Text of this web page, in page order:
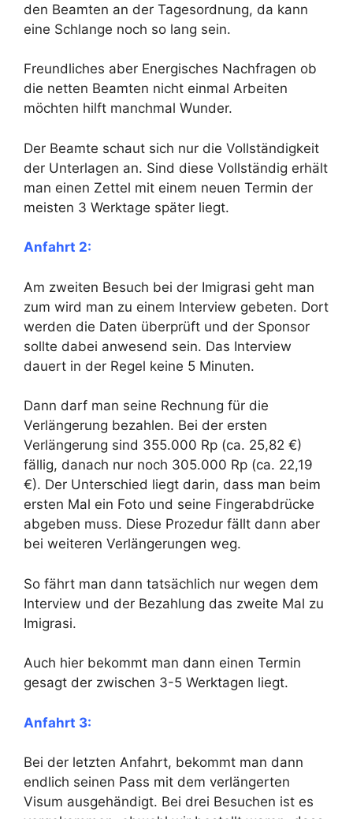
den Beamten an der Tagesordnung, da kann
eine Schlange noch so lang sein.
Freundliches aber Energisches Nachfragen ob
die netten Beamten nicht einmal Arbeiten
möchten hilft manchmal Wunder.
Der Beamte schaut sich nur die Vollständigkeit
der Unterlagen an. Sind diese Vollständig erhält
man einen Zettel mit einem neuen Termin der
meisten 3 Werktage später liegt.
Anfahrt 2:
Am zweiten Besuch bei der Imigrasi geht man
zum wird man zu einem Interview gebeten. Dort
werden die Daten überprüft und der Sponsor
sollte dabei anwesend sein. Das Interview
dauert in der Regel keine 5 Minuten.
Dann darf man seine Rechnung für die
Verlängerung bezahlen. Bei der ersten
Verlängerung sind 355.000 Rp (ca. 25,82 €)
fällig, danach nur noch 305.000 Rp (ca. 22,19
€). Der Unterschied liegt darin, dass man beim
ersten Mal ein Foto und seine Fingerabdrücke
abgeben muss. Diese Prozedur fällt dann aber
bei weiteren Verlängerungen weg.
So fährt man dann tatsächlich nur wegen dem
Interview und der Bezahlung das zweite Mal zu
Imigrasi.
Auch hier bekommt man dann einen Termin
gesagt der zwischen 3-5 Werktagen liegt.
Anfahrt 3:
Bei der letzten Anfahrt, bekommt man dann
endlich seinen Pass mit dem verlängerten
Visum ausgehändigt. Bei drei Besuchen ist es